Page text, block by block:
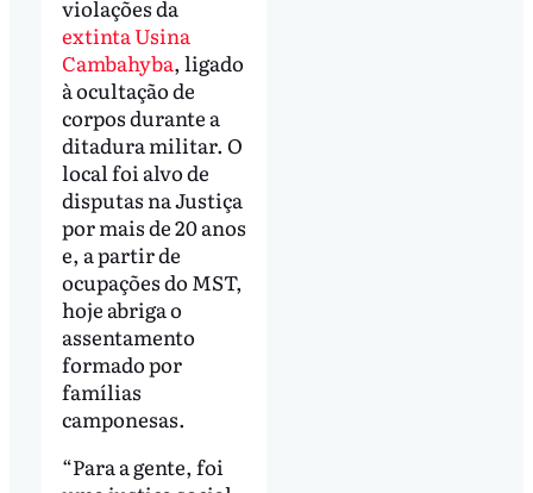
violações da
extinta Usina
Cambahyba, ligado
à ocultação de
corpos durante a
ditadura militar. O
local foi alvo de
disputas na Justiça
por mais de 20 anos
e, a partir de
ocupações do MST,
hoje abriga o
assentamento
formado por
famílias
camponesas.
“Para a gente, foi